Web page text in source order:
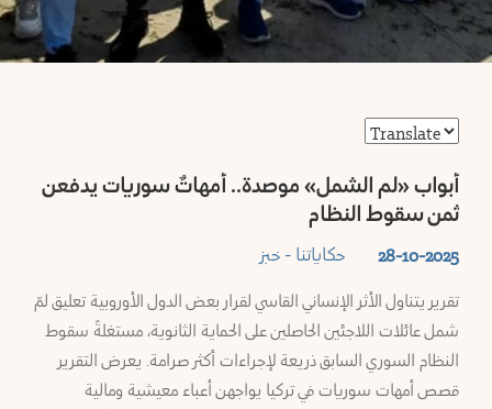
وموارد
ملفاتنا
ميديا
المستشارة
النشرة
تَواصُل
أبواب «لم الشمل» موصدة.. أمهاتٌ سوريات يدفعن
ثمن سقوط النظام
حكاياتنا - خبز 28-10-2025
تقرير يتناول الأثر الإنساني القاسي لقرار بعض الدول الأوروبية تعليق لمّ
شمل عائلات اللاجئين الحاصلين على الحماية الثانوية، مستغلةً سقوط
النظام السوري السابق ذريعة لإجراءات أكثر صرامة. يعرض التقرير
قصص أمهات سوريات في تركيا يواجهن أعباء معيشية ومالية